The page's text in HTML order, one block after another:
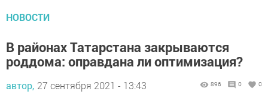
НОВОСТИ
В районах Татарстана закрываются
роддома: оправдана ли оптимизация?
автор, 27 сентября 2021 - 13:43